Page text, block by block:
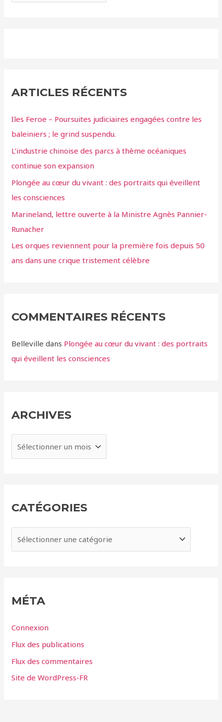
ARTICLES RÉCENTS
Iles Feroe – Poursuites judiciaires engagées contre les
baleiniers ; le grind suspendu.
L’industrie chinoise des parcs à thème océaniques
continue son expansion
Plongée au cœur du vivant : des portraits qui éveillent
les consciences
Marineland, lettre ouverte à la Ministre Agnès Pannier-
Runacher
Les orques reviennent pour la première fois depuis 50
ans dans une crique tristement célèbre
COMMENTAIRES RÉCENTS
Belleville dans Plongée au cœur du vivant : des portraits
qui éveillent les consciences
ARCHIVES
r
e
CATÉGORIES
a
r
MÉTA
Connexion
Flux des publications
Flux des commentaires
Site de WordPress-FR